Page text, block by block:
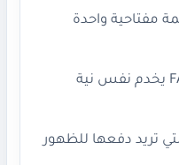
مفتاحية واحدة
توليد وصف وSEO وALT وFAQ يخدم نفس نية
تريد دفعها للظهور